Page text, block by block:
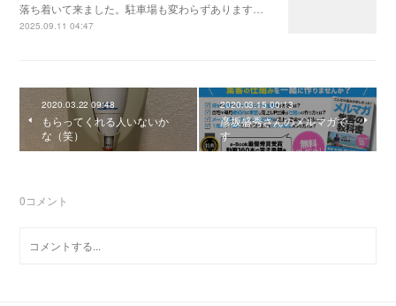
落ち着いて来ました。駐車場も変わらずあります…
2025.09.11 04:47
2020.03.22 09:48
もらってくれる人いないか
な（笑）
2020.03.15 00:13
彦坂盛秀さんのメルマガで
す
0コメント